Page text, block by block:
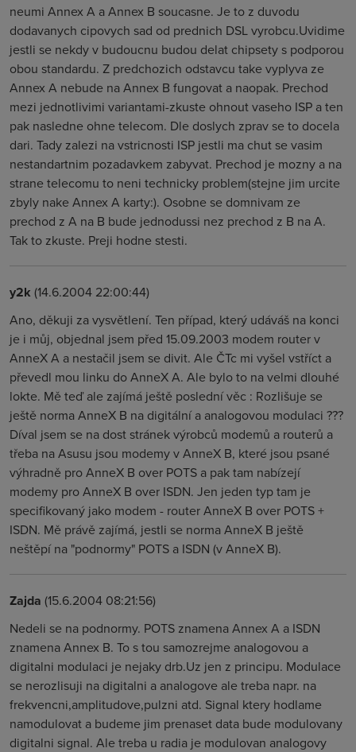
neumi Annex A a Annex B soucasne. Je to z duvodu
dodavanych cipovych sad od prednich DSL vyrobcu.Uvidime
jestli se nekdy v budoucnu budou delat chipsety s podporou
obou standardu. Z predchozich odstavcu take vyplyva ze
Annex A nebude na Annex B fungovat a naopak. Prechod
mezi jednotlivimi variantami-zkuste ohnout vaseho ISP a ten
pak nasledne ohne telecom. Dle doslych zprav se to docela
dari. Tady zalezi na vstricnosti ISP jestli ma chut se vasim
nestandartnim pozadavkem zabyvat. Prechod je mozny a na
strane telecomu to neni technicky problem(stejne jim urcite
zbyly nake Annex A karty:). Osobne se domnivam ze
prechod z A na B bude jednodussi nez prechod z B na A.
Tak to zkuste. Preji hodne stesti.
y2k (14.6.2004 22:00:44)
Ano, děkuji za vysvětlení. Ten případ, který udáváš na konci
je i můj, objednal jsem před 15.09.2003 modem router v
AnneX A a nestačil jsem se divit. Ale ČTc mi vyšel vstříct a
převedl mou linku do AnneX A. Ale bylo to na velmi dlouhé
lokte. Mě teď ale zajímá ještě poslední věc : Rozlišuje se
ještě norma AnneX B na digitální a analogovou modulaci ???
Díval jsem se na dost stránek výrobců modemů a routerů a
třeba na Asusu jsou modemy v AnneX B, které jsou psané
výhradně pro AnneX B over POTS a pak tam nabízejí
modemy pro AnneX B over ISDN. Jen jeden typ tam je
specifikovaný jako modem - router AnneX B over POTS +
ISDN. Mě právě zajímá, jestli se norma AnneX B ještě
neštěpí na "podnormy" POTS a ISDN (v AnneX B).
Zajda (15.6.2004 08:21:56)
Nedeli se na podnormy. POTS znamena Annex A a ISDN
znamena Annex B. To s tou samozrejme analogovou a
digitalni modulaci je nejaky drb.Uz jen z principu. Modulace
se nerozlisuji na digitalni a analogove ale treba napr. na
frekvencni,amplitudove,pulzni atd. Signal ktery hodlame
namodulovat a budeme jim prenaset data bude modulovany
digitalni signal. Ale treba u radia je modulovan analogovy